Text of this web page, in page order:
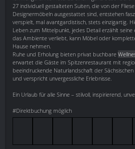
27 individuell gestalteten Suiten, die von der
Designermöbeln ausgestattet sind, entstehen
verspielt, mal avantgardistisch, stets einzigartig.
Leben zum Mittelpunkt, jedes Detail erzählt seine
das Ambiente verliebt, kann Möbel oder
Hause nehmen.
Ruhe und Erholung bieten privat buchbare
erwartet die Gäste im Spitzenrestaurant mit
beeindruckende Naturlandschaft der
und verspricht unvergessliche Erlebnisse.
Ein Urlaub für alle Sinne – stilvoll, inspirierend,
#Direktbuchung möglich